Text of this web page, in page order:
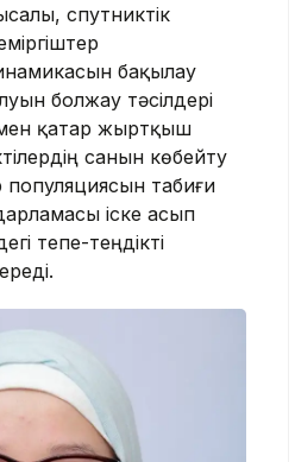
спутниктік
бақылау
болжау тәсілдері
қатар жыртқыш
санын көбейту
популяциясын табиғи
іске асып
тепе-теңдікті